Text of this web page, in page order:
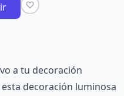
a tu decoración
decoración luminosa